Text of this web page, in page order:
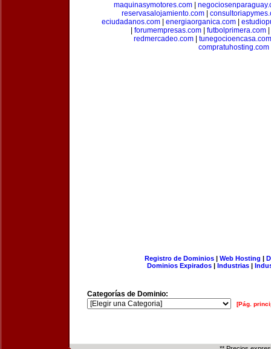
maquinasymotores.com|
reservasalojamiento.com
eciudadanos.com| energiaorganica.com|
forumempresas.com futbolprimera.com
redmercadeo.com| tunegocioencasa.com
compratuhosting.com
Registro de Dominios| Web Hosting |
Dominios Expirados | Industrias |
Categorías de Dominio:
[Pág.